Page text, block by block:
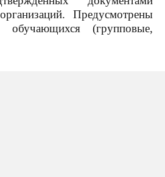
Предусмотрены
обучающихся (групповые,